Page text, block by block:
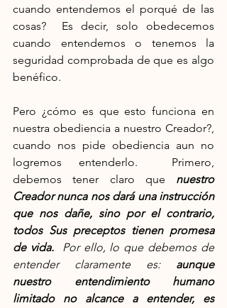
cuando entendemos el porqué de las
cosas?  Es decir, solo obedecemos
cuando entendemos o tenemos la
seguridad comprobada de que es algo
benéfico.
Pero ¿cómo es que esto funciona en
nuestra obediencia a nuestro Creador?,
cuando nos pide obediencia aun no
logremos entenderlo.  Primero,
debemos tener claro que
nuestro
Creador nunca nos dará una instrucción
que nos dañe, sino por el contrario,
todos Sus preceptos tienen promesa
de vida. Por ello, lo que debemos de
entender claramente es: aunque
nuestro entendimiento humano
limitado no alcance a entender, es